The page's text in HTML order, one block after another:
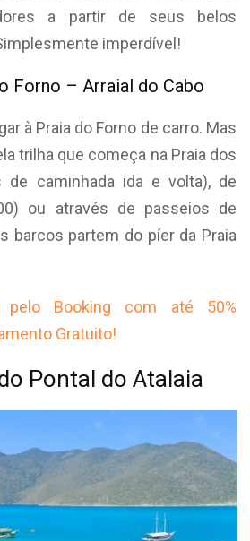
a partir de seus belos
imperdível!
Forno – Arraial do Cabo
à Praia do Forno de carro. Mas
trilha que começa na Praia dos
de caminhada ida e volta), de
ou através de passeios de
barcos partem do píer da Praia
pelo Booking com até 50%
Gratuito!
Pontal do Atalaia